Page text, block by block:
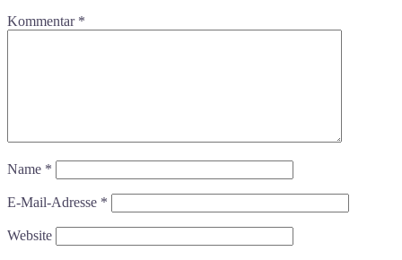
Kommentar *
Name *
E-Mail-Adresse *
Website